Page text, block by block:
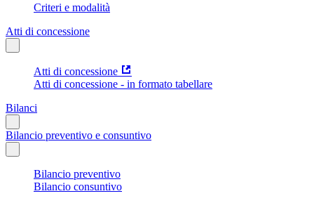
Criteri e modalità
Atti di concessione
Atti di concessione
Atti di concessione - in formato tabellare
Bilanci
Bilancio preventivo e consuntivo
Bilancio preventivo
Bilancio consuntivo